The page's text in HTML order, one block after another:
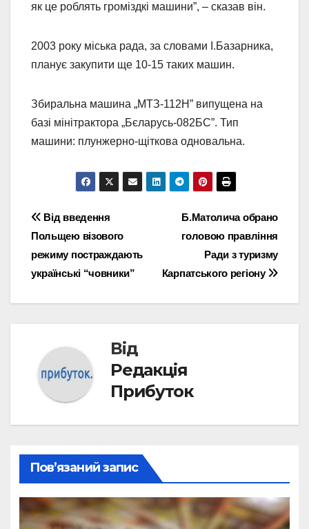
як це роблять громіздкі машини”, – сказав він.
2003 року міська рада, за словами І.Базарника,
планує закупити ще 10-15 таких машин.
Збиральна машина „МТЗ-112Н” випущена на
базі мінітрактора „Бєларусь-082БС”. Тип
машини: плунжерно-щіткова одновальна.
Навігація
записів
Б.Матолича обрано
головою правління
Ради з туризму
Карпатського регіону
Від введення
Польщею візового
режиму постраждають
українські “човники”
Від
Редакція
Прибуток
Пов’язаний запис